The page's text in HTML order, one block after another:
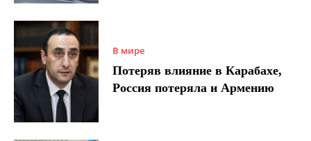
В мире
Потеряв влияние в Карабахе,
Россия потеряла и Армению